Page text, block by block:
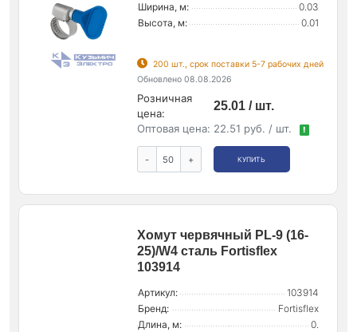
Ширина, м:
0.03
Высота, м:
0.01
200 шт., срок поставки 5-7 рабочих дней
Обновлено 08.08.2026
Розничная
цена:
25.01 / шт.
Оптовая цена: 22.51 руб. / шт. !
- + КУПИТЬ
Хомут червячный PL-9 (16-
25)/W4 сталь Fortisflex
103914
Артикул:
103914
Бренд:
Fortisflex
Длина, м:
0.